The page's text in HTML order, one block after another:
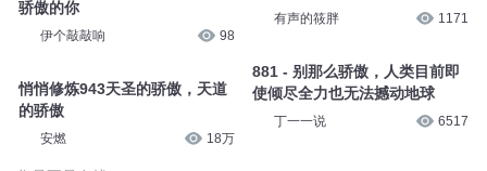
骄傲的你
伊个敲敲响 98
悄悄修炼943天圣的骄傲，天道
的骄傲
安燃 18万
有声的筱胖 1171
881 - 别那么骄傲，人类目前即
使倾尽全力也无法撼动地球
丁一一说 6517